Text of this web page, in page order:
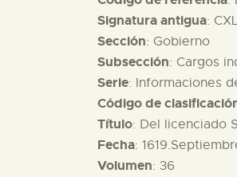
Signatura antigua:
Sección: Gobierno
Subsección: Cargos
Serie: Informaciones
Código de
Título: Del licenciado
Fecha:
Volumen: 36